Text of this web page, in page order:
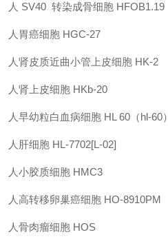
人 SV40 转染成骨细胞 HFOB1.19
人胃癌细胞 HGC-27
人肾皮质近曲小管上皮细胞 HK-2
人肾上皮细胞 HKb-20
人早幼粒白血病细胞 HL 60 （hl-60）
人肝细胞 HL-7702[L-02]
人小胶质细胞 HMC3
人高转移卵巢癌细胞 HO-8910PM
人骨肉瘤细胞 HOS